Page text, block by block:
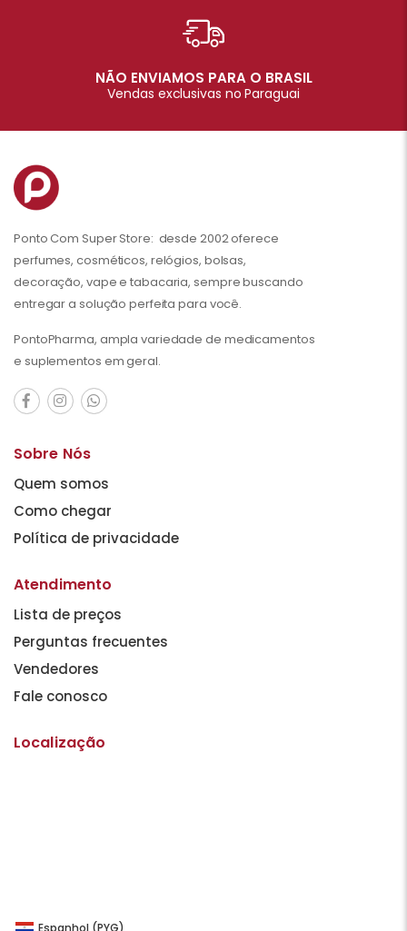
NÃO ENVIAMOS PARA O BRASIL
Vendas exclusivas no Paraguai
Ponto Com Super Store: desde 2002 oferece
perfumes, cosméticos, relógios, bolsas,
decoração, vape e tabacaria, sempre buscando
entregar a solução perfeita para você.
PontoPharma, ampla variedade de medicamentos
e suplementos em geral.
Sobre Nós
Quem somos
Como chegar
Política de privacidade
Atendimento
Lista de preços
Perguntas frecuentes
Vendedores
Fale conosco
Localização
Espanhol (PYG)